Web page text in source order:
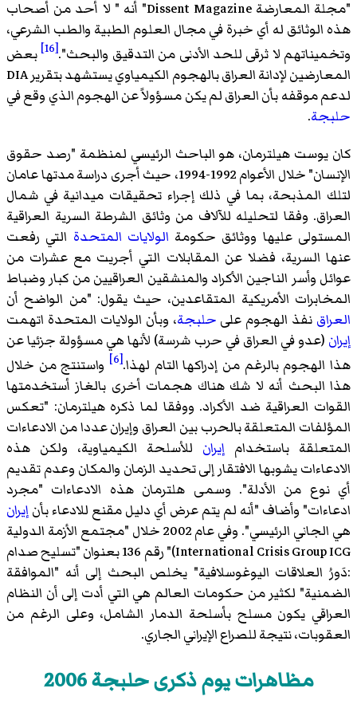
"مجلة المعارضة Dissent Magazine" أنه " لا أحد من أصحاب
هذه الوثائق له أي خبرة في مجال العلوم الطبية والطب الشرعي،
وتخميناتهم لا ثرقى للحد الأدنى من التدقيق والبحث".[16]
بعض
المعارضين لإدانة العراق بالهجوم الكيمياوي يستشهد بتقرير DIA
لدعم موقفه بأن العراق لم يكن مسؤولاً عن الهجوم الذي وقع في
حلبجة.
كان يوست هيلترمان، هو الباحث الرئيسي لمنظمة "رصد حقوق
الإنسان" خلال الأعوام 1992-1994، حيث أجرى دراسة مدتها عامان
لتلك المذبحة، بما في ذلك إجراء تحقيقات ميدانية في شمال
العراق. وفقا لتحليله للآلاف من وثائق الشرطة السرية العراقية
المستولى عليها ووثائق حكومة الولايات المتحدة التي رفعت
عنها السرية، فضلا عن المقابلات التي أجريت مع عشرات من
عوائل وأسر الناجين الأكراد والمنشقين العراقيين من كبار وضباط
المخابرات الأمريكية المتقاعدين، حيث يقول: "من الواضح أن
العراق نفذ الهجوم على حلبجة، وبأن الولايات المتحدة اتهمت
إيران (عدو في العراق في حرب شرسة) لأنها هي مسؤولة جزئيا عن
هذا الهجوم بالرغم من إدراكها التام لهذا.[6]
واستنتج من خلال
هذا البحث أنه لا شك هناك هجمات أخرى بالغاز أستخدمتها
القوات العراقية ضد الأكراد. ووفقا لما ذكره هيلترمان: "تعكس
المؤلفات المتعلقة بالحرب بين العراق وإيران عددا من الادعاءات
المتعلقة باستخدام إيران للأسلحة الكيمياوية، ولكن هذه
الادعاءات يشوبها الافتقار إلى تحديد الزمان والمكان وعدم تقديم
أي نوع من الأدلة". وسمى هلترمان هذه الادعاءات "مجرد
ادعاءات" وأضاف "أنه لم يتم عرض أي دليل مقنع للادعاء بأنإيران
هي الجاني الرئيسي". وفي عام 2002 خلال "مجتمع الأزمة الدولية
International Crisis Group ICG)" رقم 136 بعنوان "تسليح صدام
:دَورُ العلاقات اليوغوسلافية" يخلص البحث إلى أنه "الموافقة
الضمنية" لكثير من حكومات العالم هي التي أدت إلى أن النظام
العراقي يكون مسلح بأسلحة الدمار الشامل، وعلى الرغم من
العقوبات، نتيجة للصراع الإيراني الجاري.
مظاهرات يوم ذكرى حلبجة 2006